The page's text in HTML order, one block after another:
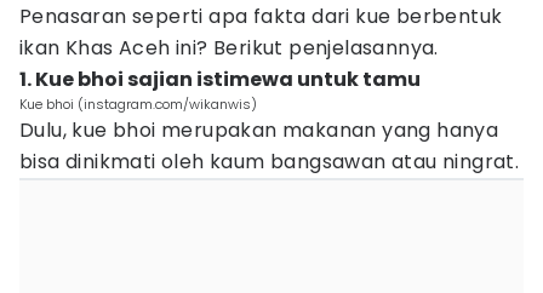
Penasaran seperti apa fakta dari kue berbentuk
ikan Khas Aceh ini? Berikut penjelasannya.
1. Kue bhoi sajian istimewa untuk tamu
Kue bhoi (instagram.com/wikanwis)
Dulu, kue bhoi merupakan makanan yang hanya
bisa dinikmati oleh kaum bangsawan atau ningrat.